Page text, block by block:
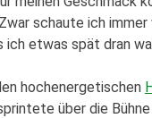
schaute ich
ich etwas spät dran
hochenergetischen
über die